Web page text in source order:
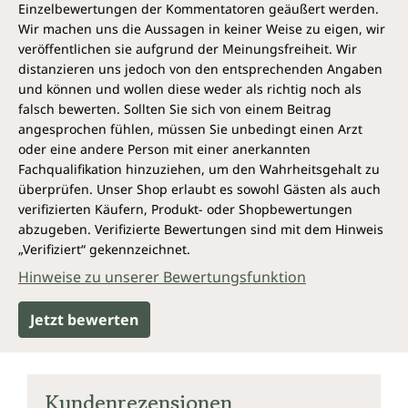
(Cobalamin) tragen zu einer normalen Funktion der
Psyche bei. Vitamin B6 und B12 tragen zu einer
normalen Funktion des Nervensystems bei.
Bio Brahmi
(Bacopa monnieri) ist auch als "Kleines
Fettblatt" bekannt. Es gehört zu den
Wegerichgewächsen und spielt eine zentrale Rolle in
der ayurvedischen Tradition. Diese Pflanze findet sich
hauptsächlich in tropischen und subtropischen
Regionen und ist reich an wertvollen Inhaltsstoffen.
Zu diesen zählen Flavonoide und Saponine sowie
Phytosterine und das spezifische Brahmin, welches
dem Brahmi seine einzigartigen Eigenschaften
verleiht. Für die Siebenschläfer-Kapseln von
biologischem Anbau schonend pulverisiert. So
bleiben die wertvollen Pflanzenstoffe erhalten.
Ashwagandha-Extrakt. Ashwagandha
Einzelbewertungen der Kommentatoren geäußert werden.
Wir machen uns die Aussagen in keiner Weise zu eigen, wir
veröffentlichen sie aufgrund der Meinungsfreiheit. Wir
distanzieren uns jedoch von den entsprechenden Angaben
und können und wollen diese weder als richtig noch als
falsch bewerten. Sollten Sie sich von einem Beitrag
angesprochen fühlen, müssen Sie unbedingt einen Arzt
oder eine andere Person mit einer anerkannten
Fachqualifikation hinzuziehen, um den Wahrheitsgehalt zu
überprüfen. Unser Shop erlaubt es sowohl Gästen als auch
verifizierten Käufern, Produkt- oder Shopbewertungen
abzugeben. Verifizierte Bewertungen sind mit dem Hinweis
„Verifiziert“ gekennzeichnet.
Hinweise zu unserer Bewertungsfunktion
Jetzt bewerten